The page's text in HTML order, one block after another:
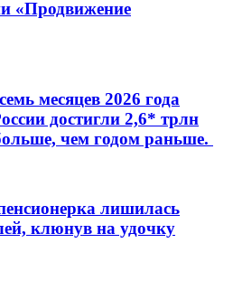
«Продвижение
месяцев 2026 года
достигли 2,6* трлн
чем годом раньше.
лишилась
клюнув на удочку